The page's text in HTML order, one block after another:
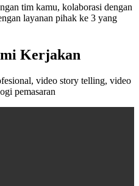
tim kamu, kolaborasi dengan
layanan pihak ke 3 yang
Kerjakan
video story telling, video
pemasaran